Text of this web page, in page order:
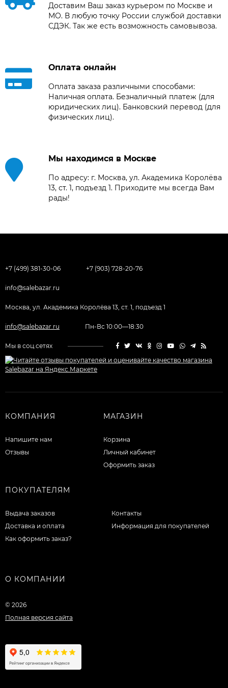
Доставим Ваш заказ курьером по Москве и
МО. В любую точку России службой доставки
СДЭК. Так же есть возможность самовывоза.
Оплата онлайн
Оплата заказа различными способами:
Наличная оплата. Безналичный платеж (для
юридических лиц). Банковский перевод (для
физических лиц).
Мы находимся в Москве
По адресу: г. Москва, ул. Академика Королёва
13, ст. 1, подъезд 1. Приходите мы всегда Вам
рады!
+7 (499) 381-30-06 +7 (903) 728-20-76
info@salebazar.ru
Москва, ул. Академика Королёва 13, ст. 1, подъезд 1
info@salebazar.ru Пн-Вс 10:00—18:30
Мы в соц.сетях
КОМПАНИЯ
Напишите нам
Отзывы
МАГАЗИН
Корзина
Личный кабинет
Оформить заказ
ПОКУПАТЕЛЯМ
Выдача заказов
Доставка и оплата
Как оформить заказ?
Контакты
Информация для покупателей
О КОМПАНИИ
© 2026
Полная версия сайта